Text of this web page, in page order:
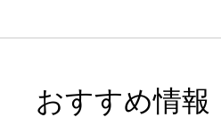
おすすめ情報